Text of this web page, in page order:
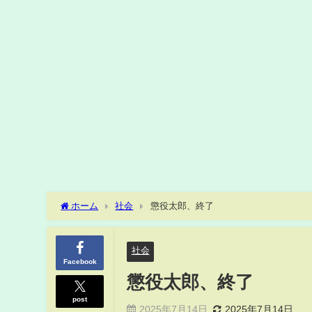
ホーム 社会 懲役太郎、終了
Facebook
post
社会
懲役太郎、終了
2025年7月14日 2025年7月14日